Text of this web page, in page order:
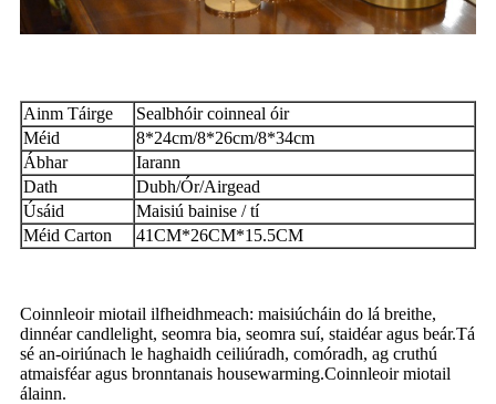
Ainm Táirge
Sealbhóir coinneal óir
Méid
8*24cm/8*26cm/8*34cm
Ábhar
Iarann
Dath
Dubh/Ór/Airgead
Úsáid
Maisiú bainise / tí
Méid Carton
41CM*26CM*15.5CM
Coinnleoir miotail ilfheidhmeach: maisiúcháin do lá breithe,
dinnéar candlelight, seomra bia, seomra suí, staidéar agus beár.Tá
sé an-oiriúnach le haghaidh ceiliúradh, comóradh, ag cruthú
atmaisféar agus bronntanais housewarming.Coinnleoir miotail
álainn.